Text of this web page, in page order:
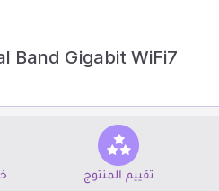
Band Gigabit WiFi7
تقييم المنتوج